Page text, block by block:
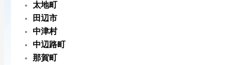
太地町
田辺市
中津村
中辺路町
那賀町